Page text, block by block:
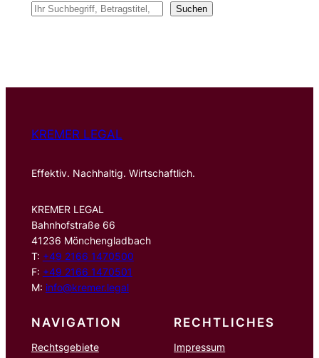
S
n
Suchen
KREMER LEGAL
Effektiv. Nachhaltig. Wirtschaftlich.
KREMER LEGAL
Bahnhofstraße 66
41236 Mönchengladbach
T: +49 2166 1470500
F: +49 2166 1470501
M: info@kremer.legal
NAVIGATION
Rechtsgebiete
RECHTLICHES
Impressum